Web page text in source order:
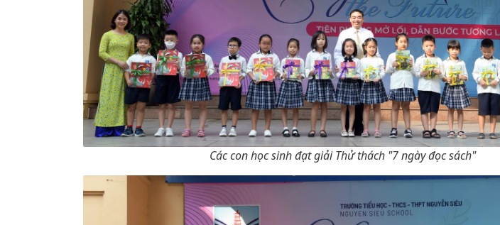
Các con học sinh đạt giải Thử thách "7 ngày đọc sách"